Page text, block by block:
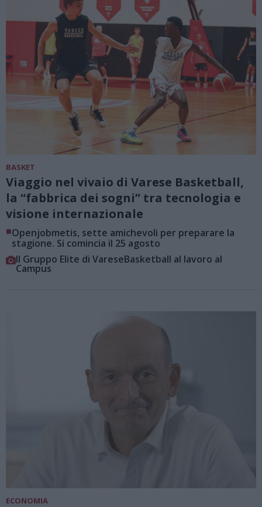
BASKET
Viaggio nel vivaio di Varese Basketball,
la “fabbrica dei sogni” tra tecnologia e
visione internazionale
■Openjobmetis, sette amichevoli per preparare la
stagione. Si comincia il 25 agosto
Il Gruppo Elite di VareseBasketball al lavoro al
Campus
ECONOMIA